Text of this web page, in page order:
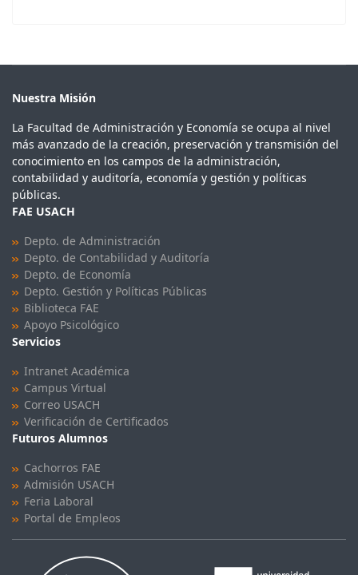
Nuestra Misión
La Facultad de Administración y Economía se ocupa al nivel
más avanzado de la creación, preservación y transmisión del
conocimiento en los campos de la administración,
contabilidad y auditoría, economía y gestión y políticas
públicas.
FAE USACH
Depto. de Administración
Depto. de Contabilidad y Auditoría
Depto. de Economía
Depto. Gestión y Políticas Públicas
Biblioteca FAE
Apoyo Psicológico
Servicios
Intranet Académica
Campus Virtual
Correo USACH
Verificación de Certificados
Futuros Alumnos
Cachorros FAE
Admisión USACH
Feria Laboral
Portal de Empleos